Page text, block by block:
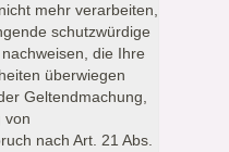
mehr verarbeiten,
schutzwürdige
die Ihre
überwiegen
Geltendmachung,
von
nach Art. 21 Abs.